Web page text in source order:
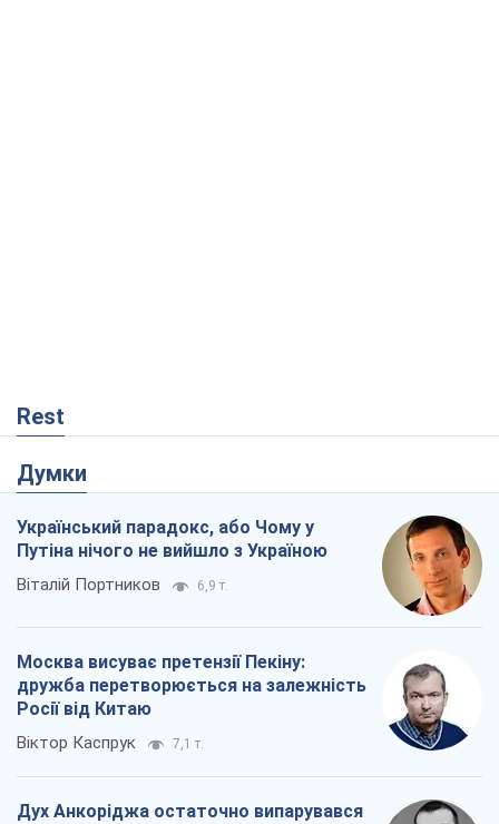
Rest
Думки
Український парадокс, або Чому у
Путіна нічого не вийшло з Україною
Віталій Портников 6,9 т.
Москва висуває претензії Пекіну:
дружба перетворюється на залежність
Росії від Китаю
Віктор Каспрук 7,1 т.
Дух Анкоріджа остаточно випарувався